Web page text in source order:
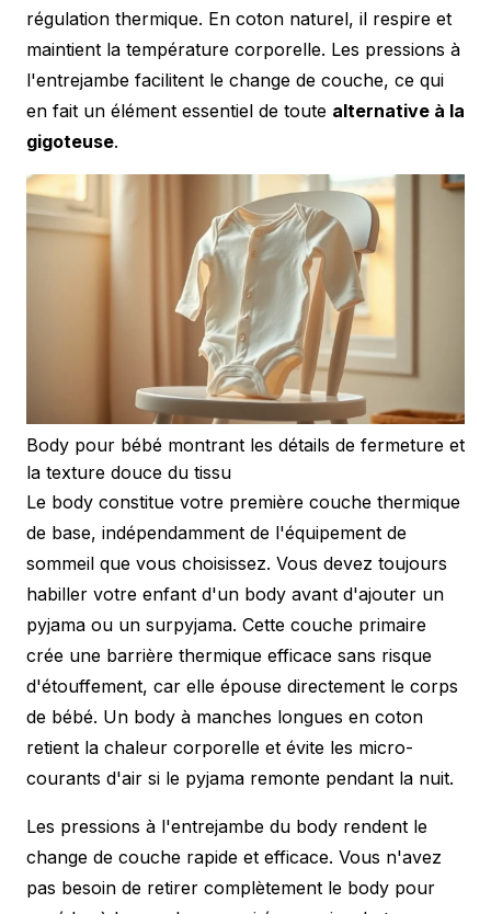
régulation thermique. En coton naturel, il respire et
maintient la température corporelle. Les pressions à
l'entrejambe facilitent le change de couche, ce qui
en fait un élément essentiel de toute alternative à la
gigoteuse.
Body pour bébé montrant les détails de fermeture et
la texture douce du tissu
Le body constitue votre première couche thermique
de base, indépendamment de l'équipement de
sommeil que vous choisissez. Vous devez toujours
habiller votre enfant d'un body avant d'ajouter un
pyjama ou un surpyjama. Cette couche primaire
crée une barrière thermique efficace sans risque
d'étouffement, car elle épouse directement le corps
de bébé. Un body à manches longues en coton
retient la chaleur corporelle et évite les micro-
courants d'air si le pyjama remonte pendant la nuit.
Les pressions à l'entrejambe du body rendent le
change de couche rapide et efficace. Vous n'avez
pas besoin de retirer complètement le body pour